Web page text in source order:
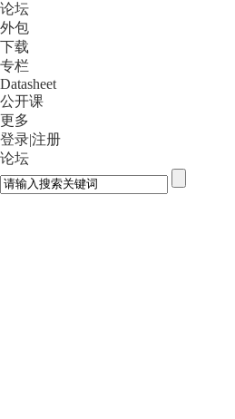
论坛
外包
下载
专栏
Datasheet
公开课
更多
登录|注册
论坛